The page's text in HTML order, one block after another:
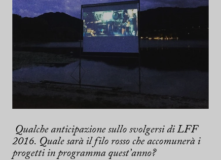
Qualche anticipazione sullo svolgersi di LFF
2016. Quale sarà il filo rosso che accomunerà i
progetti in programma quest’anno?